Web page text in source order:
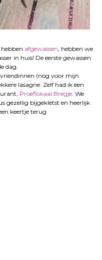
afgewassen , hebben we
in huis! De eerste gewassen
dag.
vriendinnen (nog voor mijn
lasagne. Zelf had ik een
Proeflokaal Bregje . We
gezellig bijgekletst en heerlijk
keertje terug